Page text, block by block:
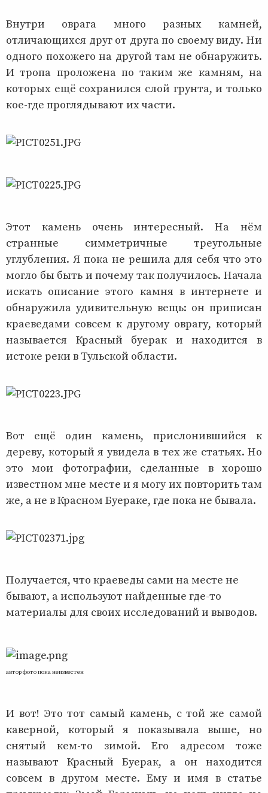
Внутри оврага много разных камней,
отличающихся друг от друга по своему виду. Ни
одного похожего на другой там не обнаружить.
И тропа проложена по таким же камням, на
которых ещё сохранился слой грунта, и только
кое-где проглядывают их части.
Этот камень очень интересный. На нём
странные симметричные треугольные
углубления. Я пока не решила для себя что это
могло бы быть и почему так получилось. Начала
искать описание этого камня в интернете и
обнаружила удивительную вещь: он приписан
краеведами совсем к другому оврагу, который
называется Красный буерак и находится в
истоке реки в Тульской области.
Вот ещё один камень, прислонившийся к
дереву, который я увидела в тех же статьях. Но
это мои фотографии, сделанные в хорошо
известном мне месте и я могу их повторить там
же, а не в Красном Буераке, где пока не бывала.
Получается, что краеведы сами на месте не
бывают, а используют найденные где-то
материалы для своих исследований и выводов.
автор фото пока неизвестен
И вот! Это тот самый камень, с той же самой
каверной, который я показывала выше, но
снятый кем-то зимой. Его адресом тоже
называют Красный Буерак, а он находится
совсем в другом месте. Ему и имя в статье